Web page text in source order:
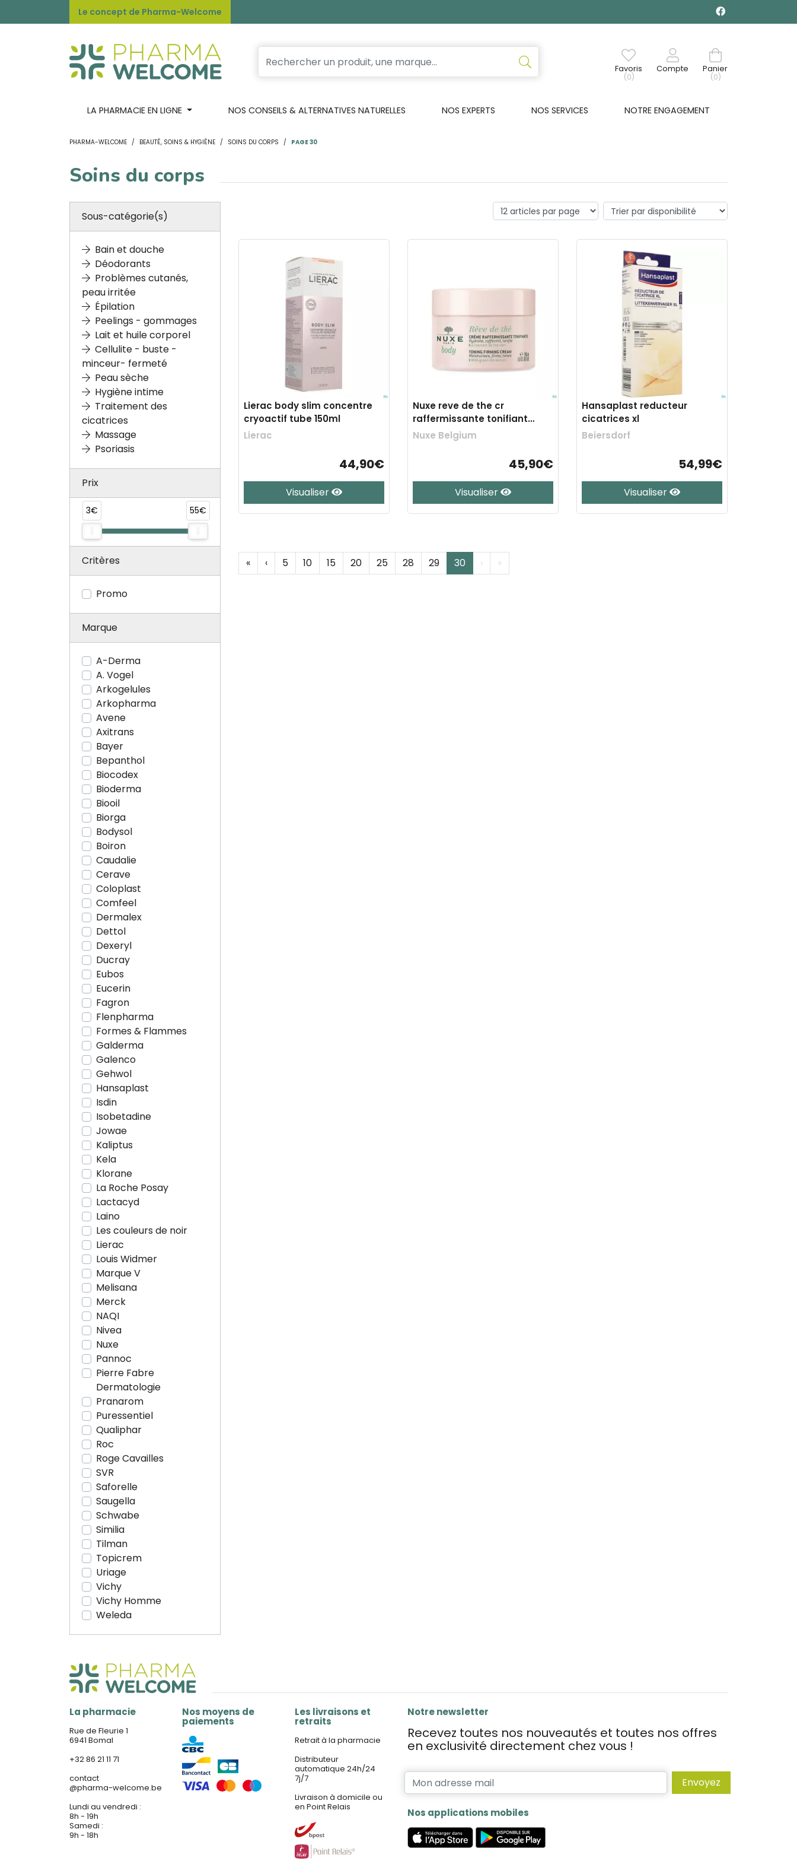
Le concept de Pharma-Welcome
Favoris
(0)
Compte
Panier
(0)
LA PHARMACIE EN LIGNE NOS CONSEILS & ALTERNATIVES NATURELLES NOS EXPERTS NOS SERVICES NOTRE ENGAGEMENT
PHARMA-WELCOME BEAUTÉ, SOINS & HYGIÈNE SOINS DU CORPS PAGE 30
Soins du corps
Sous-catégorie(s)
Bain et douche
Déodorants
Problèmes cutanés,
peau irritée
Épilation
Peelings - gommages
Lait et huile corporel
Cellulite - buste -
minceur- fermeté
Peau sèche
Hygiène intime
Traitement des
cicatrices
Massage
Psoriasis
Prix
3€ 55€
Critères
Promo
Marque
A-Derma
A. Vogel
Arkogelules
Arkopharma
Avene
Axitrans
Bayer
Bepanthol
Biocodex
Bioderma
Biooil
Biorga
Bodysol
Boiron
Caudalie
Cerave
Coloplast
Comfeel
Dermalex
Dettol
Dexeryl
Ducray
Eubos
Eucerin
Fagron
Flenpharma
Formes & Flammes
Galderma
Galenco
Gehwol
Hansaplast
Isdin
Isobetadine
Jowae
Kaliptus
Kela
Klorane
La Roche Posay
Lactacyd
Laino
Les couleurs de noir
Lierac
Louis Widmer
Marque V
Melisana
Merck
NAQI
Nivea
Nuxe
Pannoc
Pierre Fabre
Dermatologie
Pranarom
Puressentiel
Qualiphar
Roc
Roge Cavailles
SVR
Saforelle
Saugella
Schwabe
Similia
Tilman
Topicrem
Uriage
Vichy
Vichy Homme
Weleda
Lierac body slim concentre
cryoactif tube 150ml
Lierac
44,90€
Visualiser
Nuxe reve de the cr
raffermissante tonifiant
200ml
Nuxe Belgium
45,90€
Visualiser
Hansaplast reducteur
cicatrices xl
Beiersdorf
54,99€
Visualiser
« ‹ 5 10 15 20 25 28 29 30 › »
La pharmacie
Rue de Fleurie 1
6941 Bomal
+32 86 21 11 71
contact
@pharma-welcome.be
Lundi au vendredi :
8h - 19h
Samedi :
9h - 18h
Nos moyens de
paiements
Les livraisons et
retraits
Retrait à la pharmacie
Distributeur
automatique 24h/24
7j/7
Livraison à domicile ou
en Point Relais
Notre newsletter
Recevez toutes nos nouveautés et toutes nos offres
en exclusivité directement chez vous !
Envoyez
Nos applications mobiles